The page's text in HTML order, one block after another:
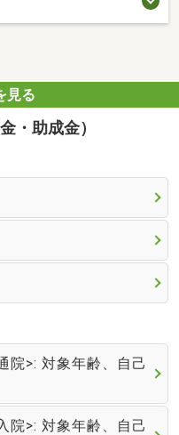
見る
・助成金）
院>: 対象年齢、自己
院>: 対象年齢、自己